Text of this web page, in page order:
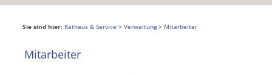
Sie sind hier: Rathaus & Service > Verwaltung> Mitarbeiter
Mitarbeiter